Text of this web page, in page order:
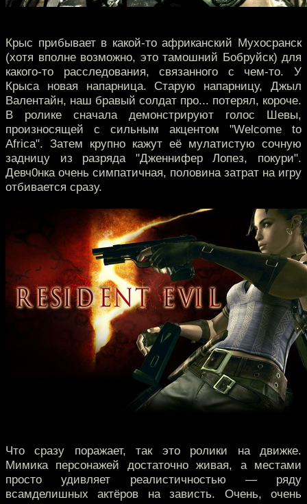
Крыс прибывает в какой-то африканский Мухосранск
(хотя вполне возможно, это тамошний Бобруйск) для
какого-то расследования, связанного с чем-то. У
Крыса новая напарница. Старую напарницу, Джыл
Валентайн, наш бравый солдат про... потерял, короче.
В ролике сначала демонстрируют голос Шевы,
произносящей с сильным акцентом "Welcome to
Africa". Затем крупно кажут её мулатистую сочную
задницу из разряда "Дженнифер Лопез, покури".
Девч0нка очень симпатичная, половина затрат на игру
отбивается сразу.
Что сразу поражает, так это ролики на движке.
Мимика персонажей достаточно живая, а местами
просто удивляет реалистичностью — ряду
всамделишных актёров на зависть. Очень, очень